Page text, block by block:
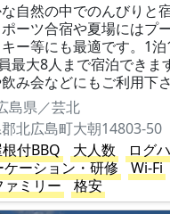
自然の中でのんびりと
ーツ合宿や夏場にはプ
ー等にも最適です。1
最大8人まで宿泊できま
み会などにもご利用下さ
島県／芸北
北広島町大朝14803-50
付BBQ 大人数
ログ
ーション・研修
Wi-Fi
ァミリー
格安